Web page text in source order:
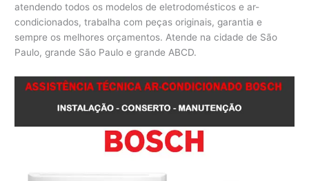
atendendo todos os modelos de eletrodomésticos e ar-
condicionados, trabalha com peças originais, garantia e
sempre os melhores orçamentos. Atende na cidade de São
Paulo, grande São Paulo e grande ABCD.